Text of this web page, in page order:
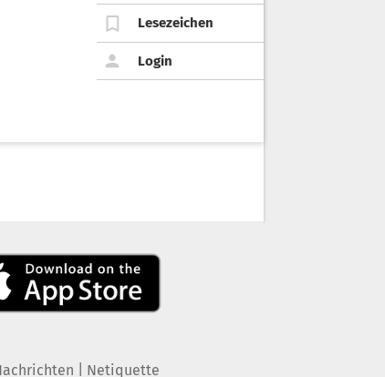
Lesezeichen
Login
Netiquette